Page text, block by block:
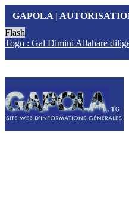
GAPOLA |
Flash
Togo : Gal Dimini Allahare